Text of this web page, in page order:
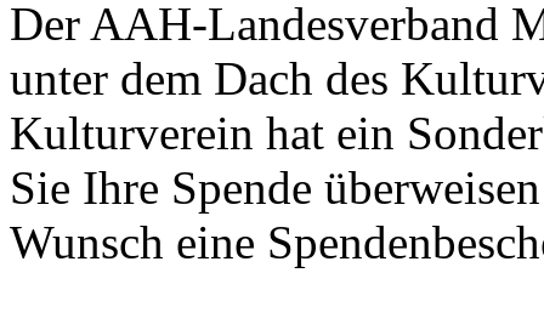
Der AAH-Landesverband
unter dem Dach des
Kulturverein hat ein
Sie Ihre Spende
Wunsch eine